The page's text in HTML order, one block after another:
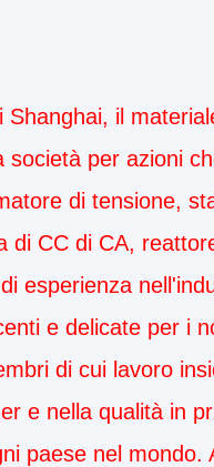
il
per azioni
di tensione,
di CC di CA,
esperienza
e delicate per i
di cui lavoro
e nella qualità in
paese nel mondo.